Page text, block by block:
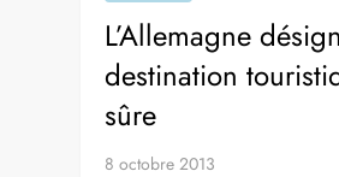
L’Allemagne
destination
sûre
8 octobre 2013